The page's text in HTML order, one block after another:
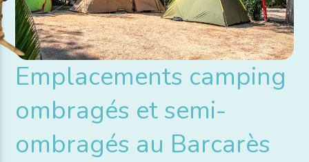
Emplacements camping
ombragés et semi-
ombragés au Barcarès